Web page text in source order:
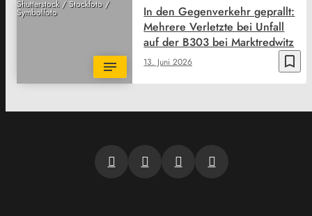
Shutterstock / Stockfoto /
Symbolfoto
bookmark_border
13. Juni 2026
In den Gegenverkehr geprallt:
Mehrere Verletzte bei Unfall
auf der B303 bei Marktredwitz